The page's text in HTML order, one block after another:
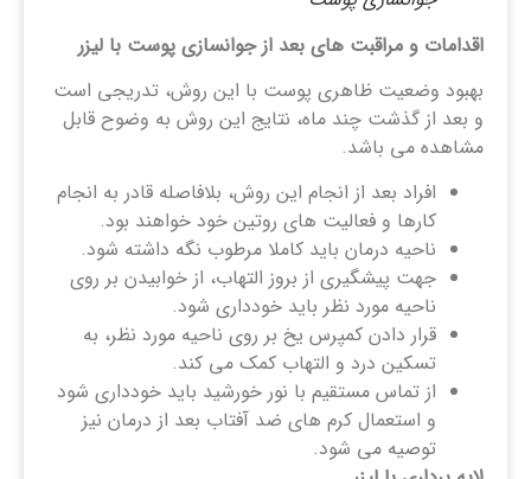
اقدامات و مراقبت های بعد از جوانسازی پوست با لیزر
بهبود وضعیت ظاهری پوست با این روش، تدریجی است
و بعد از گذشت چند ماه، نتایج این روش به وضوح قابل
مشاهده می باشد.
افراد بعد از انجام این روش، بلافاصله قادر به انجام
کارها و فعالیت های روتین خود خواهند بود.
ناحیه درمان باید کاملا مرطوب نگه داشته شود.
جهت پیشگیری از بروز التهاب، از خوابیدن بر روی
ناحیه مورد نظر باید خودداری شود.
قرار دادن کمپرس یخ بر روی ناحیه مورد نظر، به
تسکین درد و التهاب کمک می کند.
از تماس مستقیم با نور خورشید باید خودداری شود
و استعمال کرم های ضد آفتاب بعد از درمان نیز
توصیه می شود.